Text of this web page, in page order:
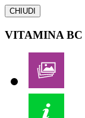
CHIUDI
VITAMINA BC